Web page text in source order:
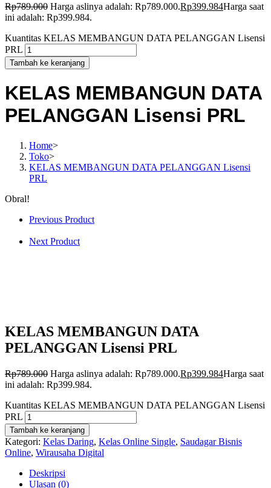
Rp789.000 Harga aslinya adalah: Rp789.000.Rp399.984Harga saat
ini adalah: Rp399.984.
Kuantitas KELAS MEMBANGUN DATA PELANGGAN Lisensi
PRL
Tambah ke keranjang
KELAS MEMBANGUN DATA
PELANGGAN Lisensi PRL
Home>
Toko>
KELAS MEMBANGUN DATA PELANGGAN Lisensi
PRL
Obral!
Previous Product
Next Product
KELAS MEMBANGUN DATA
PELANGGAN Lisensi PRL
Rp789.000 Harga aslinya adalah: Rp789.000.Rp399.984Harga saat
ini adalah: Rp399.984.
Kuantitas KELAS MEMBANGUN DATA PELANGGAN Lisensi
PRL
Tambah ke keranjang
Kategori: Kelas Daring, Kelas Online Single, Saudagar Bisnis
Online, Wirausaha Digital
Deskripsi
Ulasan (0)